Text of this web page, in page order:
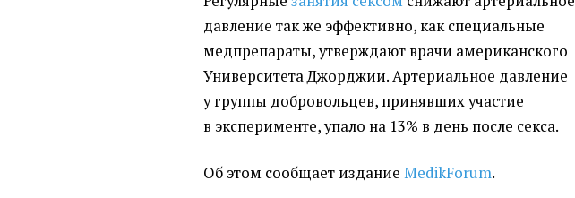
давление так же эффективно, как специальные
медпрепараты, утверждают врачи американского
Университета Джорджии. Артериальное давление
у группы добровольцев, принявших участие
в эксперименте, упало на 13% в день после секса.
Об этом сообщает изданиеMedikForum.